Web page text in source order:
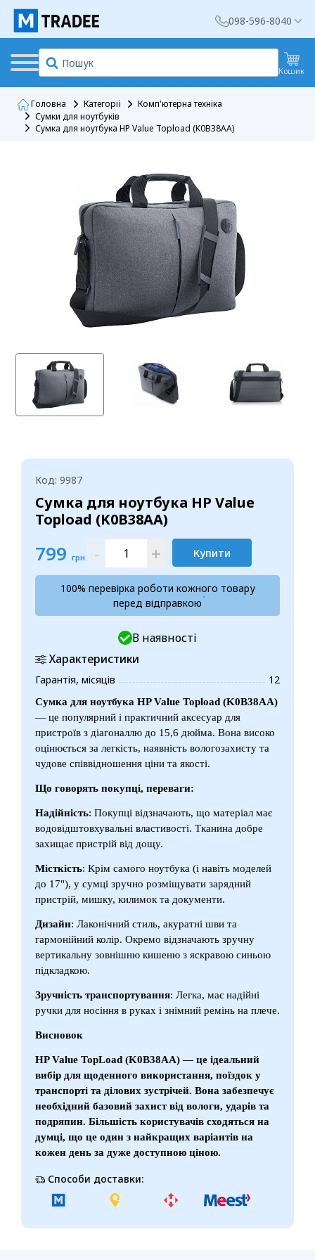
098-596-8040
Кошик
Головна Категорії
Комп'ютерна техніка
Сумки для ноутбуків
Сумка для ноутбука HP Value Topload (K0B38AA)
Код: 9987
Сумка для ноутбука HP Value
Topload (K0B38AA)
799 грн. - + Купити
100% перевірка роботи кожного товару
перед відправкою
В наявності
Характеристики
Гарантія, місяців 12
Сумка для ноутбука HP Value Topload (K0B38AA)
— це популярний і практичний аксесуар для
пристроїв з діагоналлю до 15,6 дюйма. Вона високо
оцінюється за легкість, наявність вологозахисту та
чудове співвідношення ціни та якості.
Що говорять покупці, переваги:
Надійність: Покупці відзначають, що матеріал має
водовідштовхувальні властивості. Тканина добре
захищає пристрій від дощу.
Місткість: Крім самого ноутбука (і навіть моделей
до 17"), у сумці зручно розміщувати зарядний
пристрій, мишку, килимок та документи.
Дизайн: Лаконічний стиль, акуратні шви та
гармонійний колір. Окремо відзначають зручну
вертикальну зовнішню кишеню з яскравою синьою
підкладкою.
Зручність транспортування: Легка, має надійні
ручки для носіння в руках і знімний ремінь на плече.
Висновок
HP Value TopLoad (K0B38AA) — це ідеальний
вибір для щоденного використання, поїздок у
транспорті та ділових зустрічей. Вона забезпечує
необхідний базовий захист від вологи, ударів та
подряпин. Більшість користувачів сходяться на
думці, що це один з найкращих варіантів на
кожен день за дуже доступною ціною.
Способи доставки: